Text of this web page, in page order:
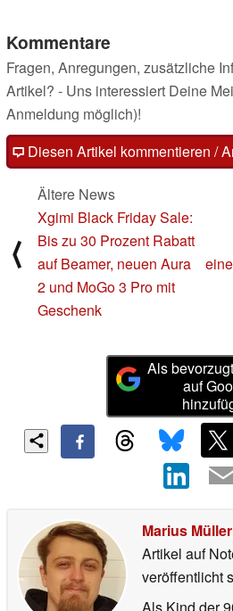
Kommentare
Fragen, Anregungen, zusätzliche
Artikel? - Uns interessiert Deine
Anmeldung möglich)!
Diesen Artikel kommentieren /
⟨
Ältere News
Xgimi Black Friday Sale:
Bis zu 30 Prozent Rabatt
auf Beamer, neuen Aura
2 und MoGo 3 Pro mit
Geschenk
Als
auf
Marius Müller
Artikel auf
veröffentlicht
Als Kind der